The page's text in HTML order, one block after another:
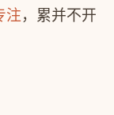
注，累并不开